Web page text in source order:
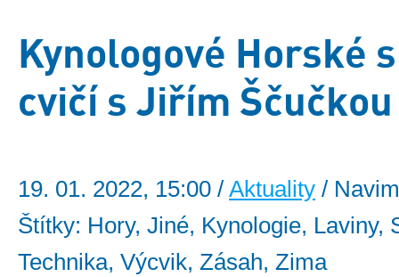
Kynologové Horské
cvičí s Jiřím Ščučkou
19. 01. 2022, 15:00 / Aktuality /
Štítky: Hory, Jiné, Kynologie, Laviny,
Technika, Výcvik, Zásah, Zima